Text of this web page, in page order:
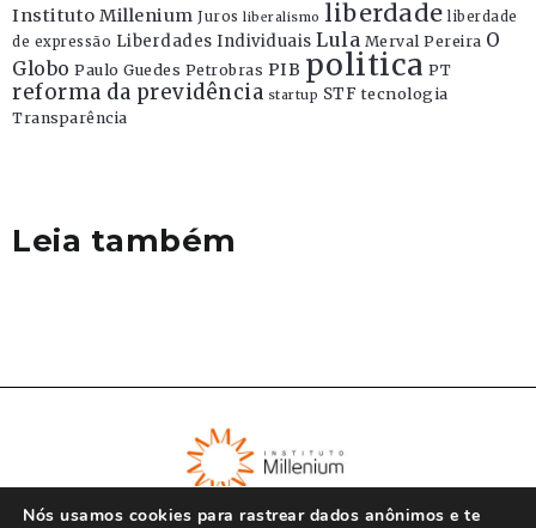
Instituto Millenium Juros liberalismo liberdade liberdade
de expressão Liberdades Individuais Lula Merval Pereira O
Globo Paulo Guedes Petrobras PIB politica PT
reforma da previdência startup STF tecnologia
Transparência
Leia também
Nós usamos cookies para rastrear dados anônimos e te